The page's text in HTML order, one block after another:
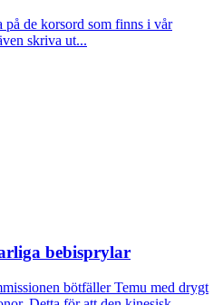
på de korsord som finns i vår
skriva ut...
bebisprylar
bötfäller Temu med drygt